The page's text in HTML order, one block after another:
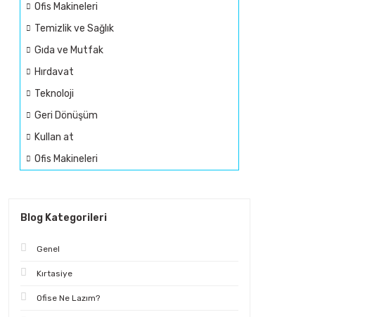
Ofis Makineleri
Temizlik ve Sağlık
Gıda ve Mutfak
Hırdavat
Teknoloji
Geri Dönüşüm
Kullan at
Ofis Makineleri
Blog Kategorileri
Genel
Kırtasiye
Ofise Ne Lazım?